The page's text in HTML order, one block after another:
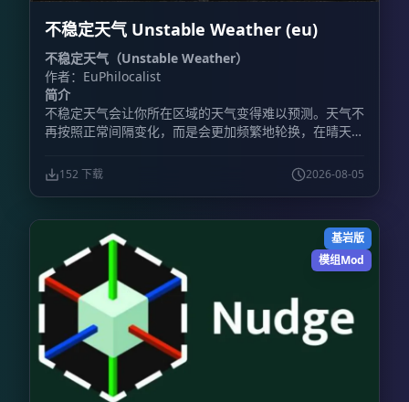
的物品、经验值和位置，比赛结束后完整恢复。 - **大
返回大厅。 - **套装编辑：** 可以修改已有套装，也能
按照服务器需求调整装备配置。 - **挑战模式：** 直接
向其他玩家发起决斗邀请。 - **自定义套装：** 最多保
存 100 套自定义套装。 **包含的游戏模式** 插件提供
11 套预配置套装，说明中列出的模式包括： -
战斗技巧。 - **Diamond（钻石）：** 全套钻石装备，
**Archer（弓箭手）：** 使用弓进行远程战斗，装备皮
革盔甲。 - **UHC：** 使用金头和战术装备，重点考验
治疗与战斗策略。 - **Sumo（相扑）：** 只允许通过
击退将对手打下平台，需要准备专用平台竞技场。 -
**Gapple（金苹果）：** 一边使用金苹果恢复，一边承
受对手的持续攻击。 **玩家命令** - `/duel:menu`：打
开游戏模式选择菜单，也可以使用菜单物品。 -
`/duel:menuitem`：获得交互式决斗菜单物品。 -
`/duel:team `：加入团队排队。例如，`/duel:team
classic 2` 可加入 2v2 经典模式。 - `/duel:leaveteam`：
不稳定天气 Unstable Weather (eu)
不稳定天气（Unstable Weather）
作者：EuPhilocalist
简介
不稳定天气会让你所在区域的天气变得难以预测。天气不
再按照正常间隔变化，而是会更加频繁地轮换，在晴天、
152 下载 2026-08-05
基岩版
模组Mod